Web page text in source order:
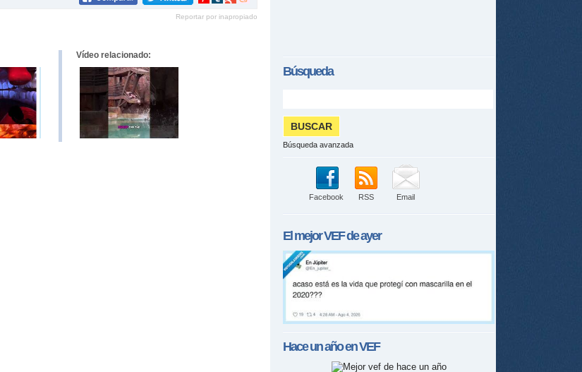
Pinterest
tumblrGoogle+meneame
Reportar por inapropiado
Vídeo relacionado:
Búsqueda
Búsqueda avanzada
Facebook RSS Email
El mejorVEFde ayer
Hace un año enVEF